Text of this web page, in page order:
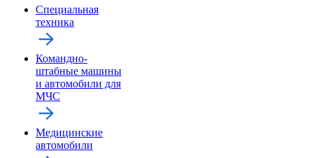
Специальная
техника
Командно-
штабные машины
и автомобили для
МЧС
Медицинские
автомобили